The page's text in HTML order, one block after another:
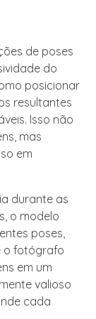
de poses
do
posicionar
resultantes
Isso não
mas
em
durante as
o modelo
poses,
o fotógrafo
em um
valioso
cada